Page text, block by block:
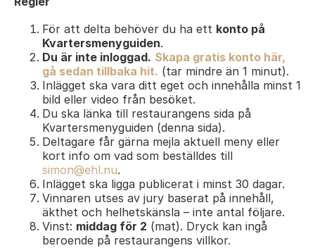
För att delta behöver du ha ett konto på
Kvartersmenyguiden.
Du är inte inloggad. Skapa gratis konto här,
gå sedan tillbaka hit. (tar mindre än 1 minut).
Inlägget ska vara ditt eget och innehålla minst 1
bild eller video från besöket.
Du ska länka till restaurangens sida på
Kvartersmenyguiden (denna sida).
Deltagare får gärna mejla aktuell meny eller
kort info om vad som beställdes till
simon@ehl.nu.
Inlägget ska ligga publicerat i minst 30 dagar.
Vinnaren utses av jury baserat på innehåll,
äkthet och helhetskänsla – inte antal följare.
Vinst: middag för 2 (mat). Dryck kan ingå
beroende på restaurangens villkor.